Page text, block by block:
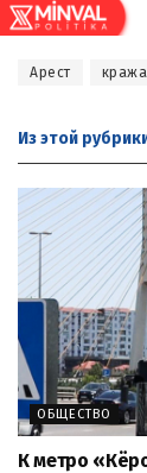
Арест
Из этой
ОБЩЕСТВО
К метро